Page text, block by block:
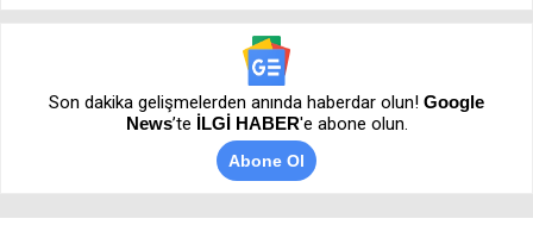
Son dakika gelişmelerden anında haberdar olun! Google
News’te İLGİ HABER'e abone olun.
Abone Ol